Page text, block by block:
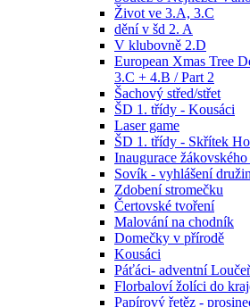
Život ve 3.A, 3.C
dění v šd 2. A
V klubovně 2.D
European Xmas Tree
3.C + 4.B / Part 2
Šachový střed/střet
ŠD 1. třídy - Kousáci
Laser game
ŠD 1. třídy - Skřítek
Inaugurace
Sovík - vyhlášení
Zdobení stromečku
Čertovské tvoření
Malování na chodník
Domečky v přírodě
Kousáci
Páťáci- adventní
Florbaloví žolíci do
Papírový řetěz -